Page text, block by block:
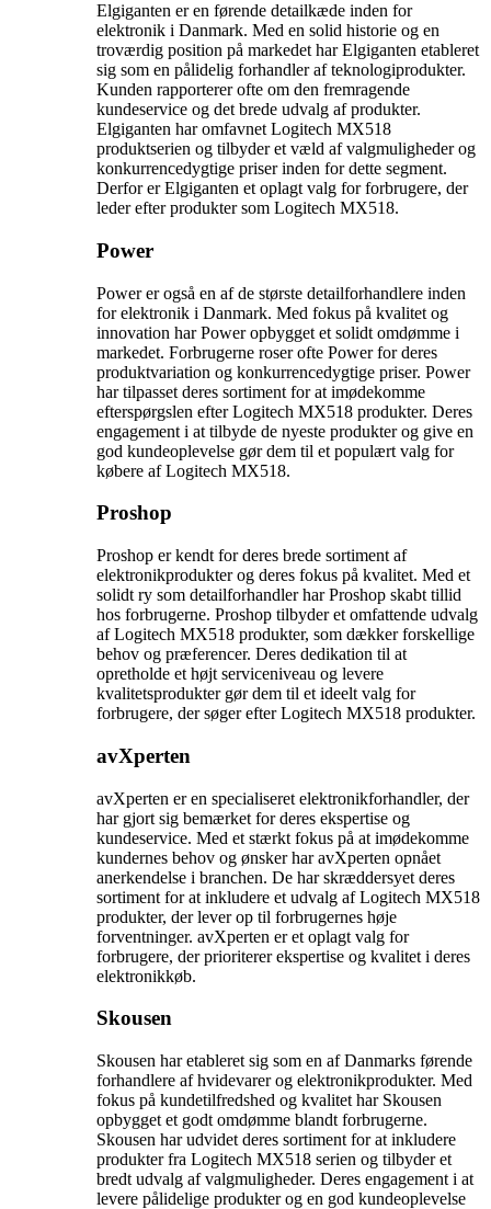
Elgiganten er en førende detailkæde inden for
elektronik i Danmark. Med en solid historie og en
troværdig position på markedet har Elgiganten etableret
sig som en pålidelig forhandler af teknologiprodukter.
Kunden rapporterer ofte om den fremragende
kundeservice og det brede udvalg af produkter.
Elgiganten har omfavnet Logitech MX518
produktserien og tilbyder et væld af valgmuligheder og
konkurrencedygtige priser inden for dette segment.
Derfor er Elgiganten et oplagt valg for forbrugere, der
leder efter produkter som Logitech MX518.
Power
Power er også en af de største detailforhandlere inden
for elektronik i Danmark. Med fokus på kvalitet og
innovation har Power opbygget et solidt omdømme i
markedet. Forbrugerne roser ofte Power for deres
produktvariation og konkurrencedygtige priser. Power
har tilpasset deres sortiment for at imødekomme
efterspørgslen efter Logitech MX518 produkter. Deres
engagement i at tilbyde de nyeste produkter og give en
god kundeoplevelse gør dem til et populært valg for
købere af Logitech MX518.
Proshop
Proshop er kendt for deres brede sortiment af
elektronikprodukter og deres fokus på kvalitet. Med et
solidt ry som detailforhandler har Proshop skabt tillid
hos forbrugerne. Proshop tilbyder et omfattende udvalg
af Logitech MX518 produkter, som dækker forskellige
behov og præferencer. Deres dedikation til at
opretholde et højt serviceniveau og levere
kvalitetsprodukter gør dem til et ideelt valg for
forbrugere, der søger efter Logitech MX518 produkter.
avXperten
avXperten er en specialiseret elektronikforhandler, der
har gjort sig bemærket for deres ekspertise og
kundeservice. Med et stærkt fokus på at imødekomme
kundernes behov og ønsker har avXperten opnået
anerkendelse i branchen. De har skræddersyet deres
sortiment for at inkludere et udvalg af Logitech MX518
produkter, der lever op til forbrugernes høje
forventninger. avXperten er et oplagt valg for
forbrugere, der prioriterer ekspertise og kvalitet i deres
elektronikkøb.
Skousen
Skousen har etableret sig som en af Danmarks førende
forhandlere af hvidevarer og elektronikprodukter. Med
fokus på kundetilfredshed og kvalitet har Skousen
opbygget et godt omdømme blandt forbrugerne.
Skousen har udvidet deres sortiment for at inkludere
produkter fra Logitech MX518 serien og tilbyder et
bredt udvalg af valgmuligheder. Deres engagement i at
levere pålidelige produkter og en god kundeoplevelse